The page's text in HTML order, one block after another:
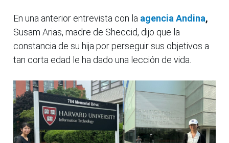
En una anterior entrevista con la agencia Andina,
Susam Arias, madre de Sheccid, dijo que la
constancia de su hija por perseguir sus objetivos a
tan corta edad le ha dado una lección de vida.